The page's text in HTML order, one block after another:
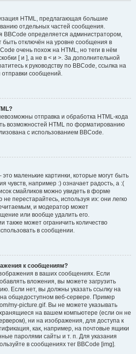
HTML, предлагающая большие
отдельных частей сообщения.
BBCode определяется администратором,
быть отключён на уровне сообщения в
очень похож на HTML, но теги в нём
[ и ], а не в < и >. За дополнительной
к руководству по BBCode, ссылка на
сообщений.
отправка и обработка HTML-кода
возможностей HTML по форматированию
с использованием BBCode.
маленькие картинки, которые могут быть
чувств, например :) означает радость, а :(
смайликов можно увидеть в форме
перестарайтесь, используя их: они легко
и модератор может
или вообще удалить его.
также может ограничить количество
в сообщении.
к сообщениям?
в ваших сообщениях. Если
вложения, вы можете загрузить
Если нет, вы должны указать ссылку на
общедоступном веб-сервере. Пример
my-picture.gif. Вы не можете указывать
на вашем компьютере (если он не
ни на изображения, для доступа к
как, например, на почтовые ящики
паролями сайты и т. п. Для указания
в сообщениях тег BBCode [img].